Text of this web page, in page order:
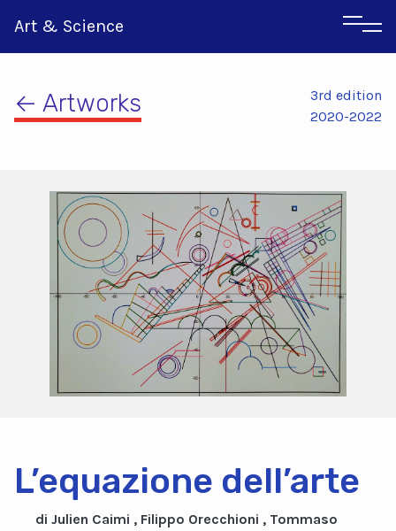
Art & Science
← Artworks
3rd edition
2020-2022
L’equazione dell’arte
di Julien Caimi , Filippo Orecchioni , Tommaso